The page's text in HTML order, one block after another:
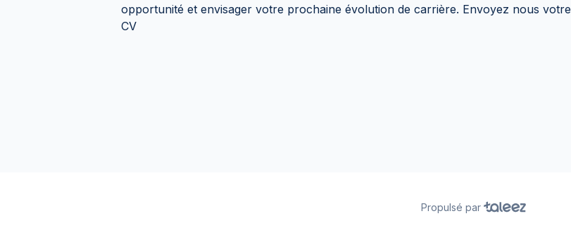
opportunité et envisager votre prochaine évolution de carrière. Envoyez nous votre
CV
Propulsé par